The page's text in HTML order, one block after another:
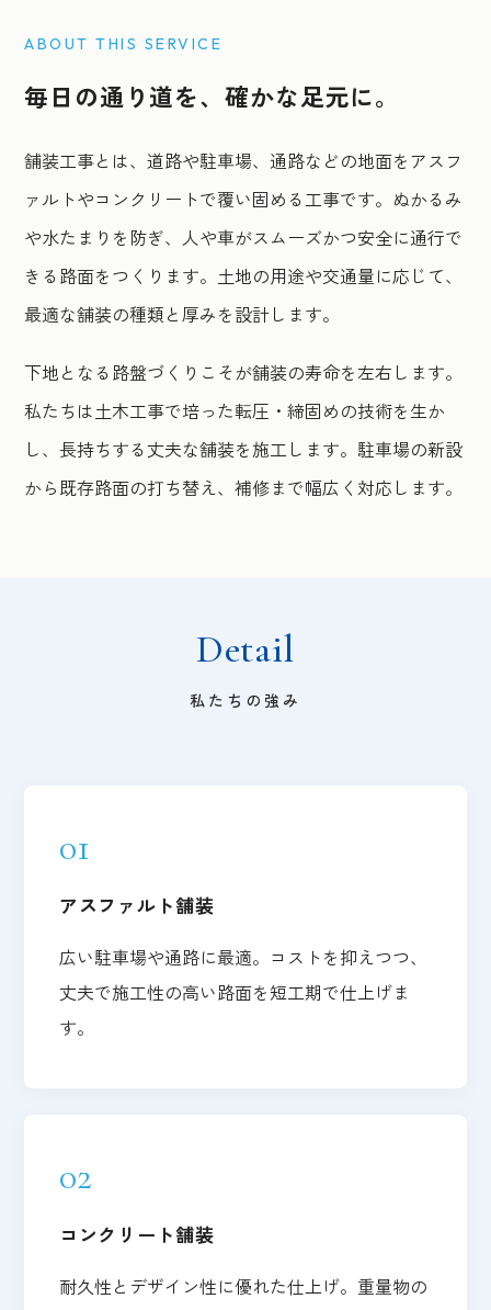
ABOUT THIS SERVICE
毎日の通り道を、確かな足元に。
舗装工事とは、道路や駐車場、通路などの地面をアスフ
ァルトやコンクリートで覆い固める工事です。ぬかるみ
や水たまりを防ぎ、人や車がスムーズかつ安全に通行で
きる路面をつくります。土地の用途や交通量に応じて、
最適な舗装の種類と厚みを設計します。
下地となる路盤づくりこそが舗装の寿命を左右します。
私たちは土木工事で培った転圧・締固めの技術を生か
し、長持ちする丈夫な舗装を施工します。駐車場の新設
から既存路面の打ち替え、補修まで幅広く対応します。
Detail
私たちの強み
01
アスファルト舗装
広い駐車場や通路に最適。コストを抑えつつ、
丈夫で施工性の高い路面を短工期で仕上げま
す。
02
コンクリート舗装
耐久性とデザイン性に優れた仕上げ。重量物の